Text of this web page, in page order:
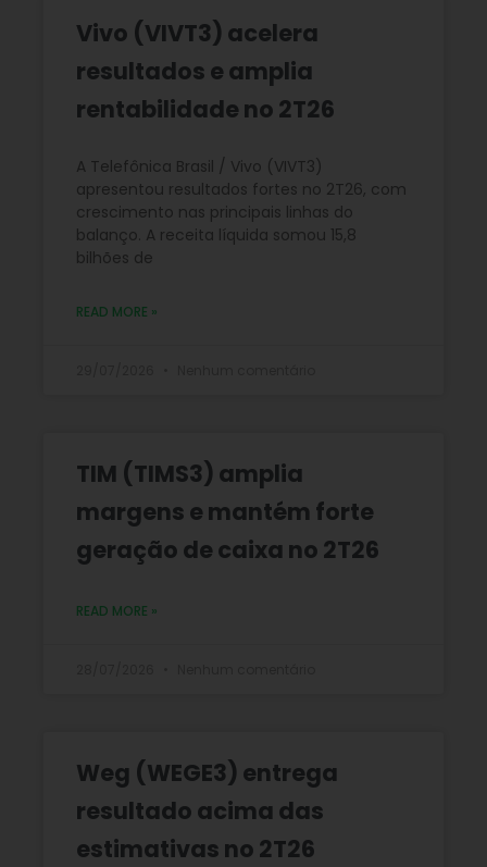
Vivo (VIVT3) acelera
resultados e amplia
rentabilidade no 2T26
A Telefônica Brasil / Vivo (VIVT3)
apresentou resultados fortes no 2T26, com
crescimento nas principais linhas do
balanço. A receita líquida somou 15,8
bilhões de
READ MORE »
TIM (TIMS3) amplia
margens e mantém forte
geração de caixa no 2T26
READ MORE »
Weg (WEGE3) entrega
resultado acima das
estimativas no 2T26